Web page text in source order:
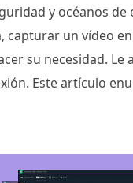
y océanos de
un vídeo
su necesidad.
Este artículo